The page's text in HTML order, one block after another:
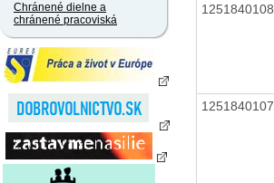
Chránené dielne a
chránené pracoviská
1251840108
1251840107